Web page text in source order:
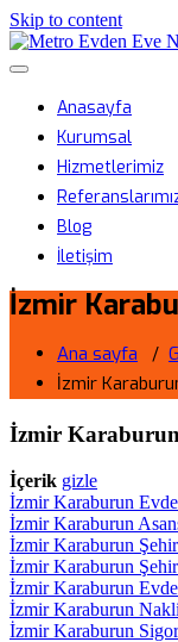
Skip to content
Metro
Anasayfa
Kurumsal
Hizmetlerimiz
Blog
İletişim
İzmir
Ana sayfa /
İzmir
İzmir
İçerik gizle
İzmir Karaburun
İzmir Karaburun
İzmir Karaburun
İzmir Karaburun
İzmir Karaburun
İzmir Karaburun
İzmir Karaburun